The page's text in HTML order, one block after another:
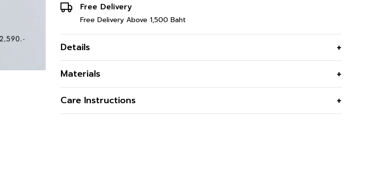
Free Delivery
Free Delivery Above 1,500 Baht
Details
Materials
เนื้อผ้า
คุณสมบัติผ้า
ผ้าเบาบาง แต่ไม่โปร่ง นุ่มละเอียดไม่สากมือ
Care Instructions